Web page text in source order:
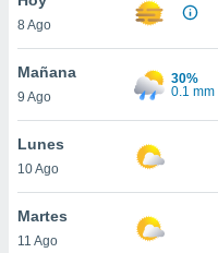
en
más
nuestra
de
8 Ago
Mañana
9 Ago
30%
0.1 mm
Lunes
10 Ago
Martes
11 Ago